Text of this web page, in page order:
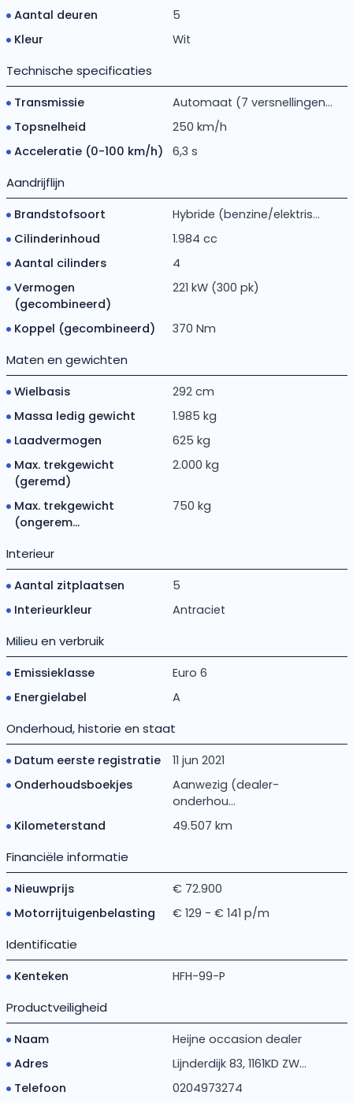
Aantal deuren
5
Kleur
Wit
Technische specificaties
Transmissie
Automaat (7 versnellingen...
Topsnelheid
250 km/h
Acceleratie (0-100 km/h)
6,3 s
Aandrijflijn
Brandstofsoort
Hybride (benzine/elektris...
Cilinderinhoud
1.984 cc
Aantal cilinders
4
Vermogen
(gecombineerd)
221 kW (300 pk)
Koppel (gecombineerd) 370 Nm
Maten en gewichten
Wielbasis
292 cm
Massa ledig gewicht
1.985 kg
Laadvermogen
625 kg
Max. trekgewicht
(geremd)
2.000 kg
Max. trekgewicht
(ongerem...
750 kg
Interieur
Aantal zitplaatsen
5
Interieurkleur
Antraciet
Milieu en verbruik
Emissieklasse
Euro 6
Energielabel
A
Onderhoud, historie en staat
Datum eerste registratie
11 jun 2021
Onderhoudsboekjes
Aanwezig (dealer-
onderhou...
Kilometerstand
49.507 km
Financiële informatie
Nieuwprijs
€ 72.900
Motorrijtuigenbelasting
€ 129 - € 141 p/m
Identificatie
Kenteken HFH-99-P
Productveiligheid
Naam
Heijne occasion dealer
Adres
Lijnderdijk 83, 1161KD ZW...
Telefoon
0204973274